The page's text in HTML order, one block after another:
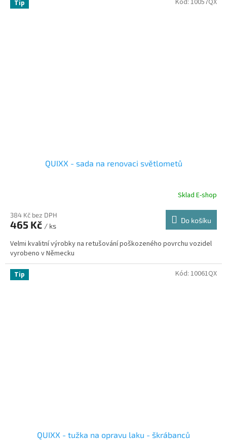
Tip
QUIXX - sada na renovaci světlometů
Sklad E-shop
384 Kč bez DPH
465 Kč / ks
Do košíku
Velmi kvalitní výrobky na retušování poškozeného povrchu vozidel
vyrobeno v Německu
Kód: 10057QX
Tip
QUIXX - tužka na opravu laku - škrábanců
Kód: 10061QX